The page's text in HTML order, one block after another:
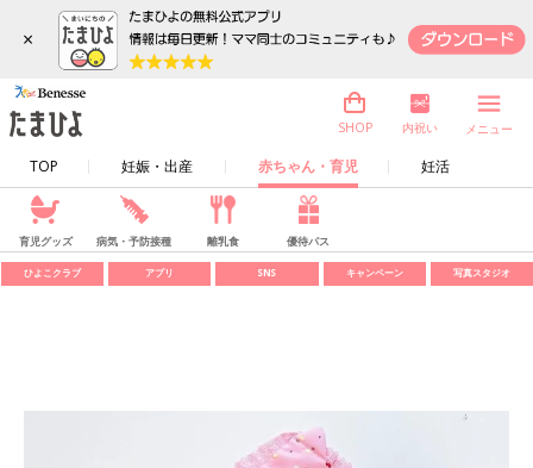
×
TOP 妊娠・出産 赤ちゃん・育児 妊活
SHOP 内祝い メニュー
育児グッズ 病気・予防接種 離乳食 優待パス
ひよこクラブ アプリ SNS キャンペーン 写真スタジオ